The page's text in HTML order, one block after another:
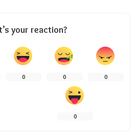
your reaction?
0 0 0
0